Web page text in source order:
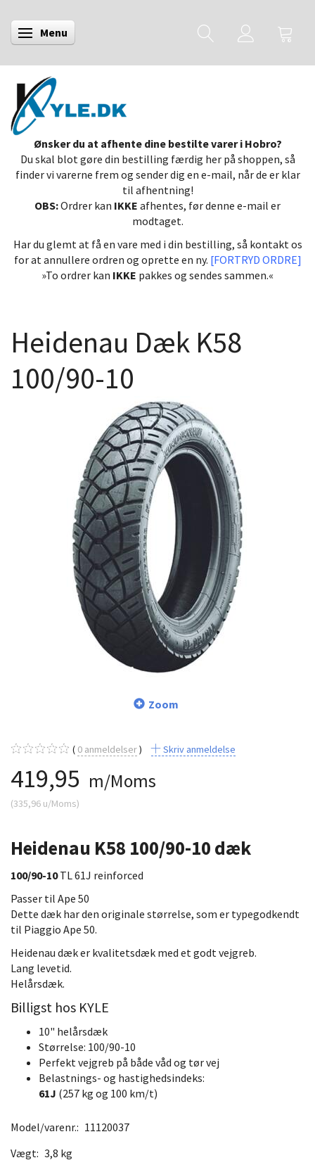
Skifte navigation
Menu
Ønsker du at afhente dine bestilte varer i Hobro?
Du skal blot gøre din bestilling færdig her på shoppen, så
finder vi varerne frem og sender dig en e-mail, når de er klar
til afhentning!
OBS:Ordrer kan IKKE afhentes, før denne e-mail er
modtaget.
Har du glemt at få en vare med i din bestilling, så kontakt os
for at annullere ordren og oprette en ny. [FORTRYD ORDRE]
»To ordrer kan IKKE pakkes og sendes sammen.«
Heidenau Dæk K58
100/90-10
Zoom
0 anmeldelser Skriv anmeldelse
419,95 m/Moms
(335,96 u/Moms)
Heidenau K58 100/90-10 dæk
100/90-10TL 61J reinforced
Passer til Ape 50
Dette dæk har den originale størrelse, som er typegodkendt
til Piaggio Ape 50.
Heidenau dæk er kvalitetsdæk med et godt vejgreb.
Lang levetid.
Helårsdæk.
Billigst hos KYLE
10" helårsdæk
Størrelse: 100/90-10
Perfekt vejgreb på både våd og tør vej
Belastnings- og hastighedsindeks:
61J (257 kg og 100 km/t)
Model/varenr.: 11120037
Vægt: 3,8 kg